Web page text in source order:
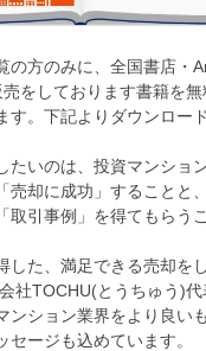
の方のみに、全国書店・
をしております書籍を無
す。下記よりダウンロー
たいのは、投資マンショ
売却に成功」することと
取引事例」を得てもらう
した、満足できる売却を
社TOCHU(とうちゅう)代
ンション業界をより良い
セージも込めています。